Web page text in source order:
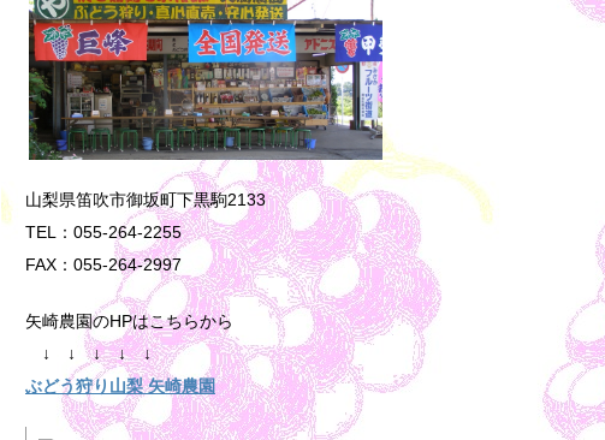
山梨県笛吹市御坂町下黒駒2133
TEL：055-264-2255
FAX：055-264-2997
矢崎農園のHPはこちらから
↓ ↓ ↓ ↓ ↓
ぶどう狩り山梨 矢崎農園